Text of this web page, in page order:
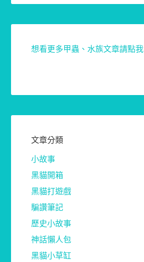
想看更多甲蟲、水族文章請點我
文章分類
小故事
黑貓開箱
黑貓打遊戲
騙讚筆記
歷史小故事
神話懶人包
黑貓小草缸